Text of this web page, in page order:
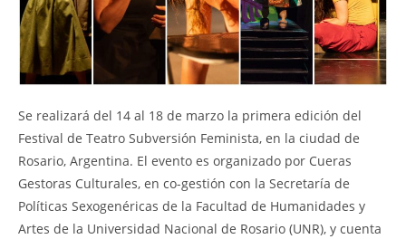
Se realizará del 14 al 18 de marzo la primera edición del
Festival de Teatro Subversión Feminista, en la ciudad de
Rosario, Argentina. El evento es organizado por Cueras
Gestoras Culturales, en co-gestión con la Secretaría de
Políticas Sexogenéricas de la Facultad de Humanidades y
Artes de la Universidad Nacional de Rosario (UNR), y cuenta